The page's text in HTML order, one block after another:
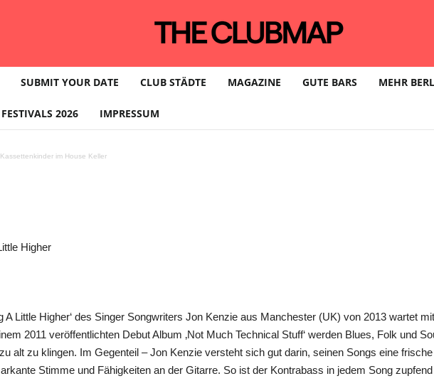
SUBMIT YOUR DATE CLUB STÄDTE MAGAZINE GUTE BARS MEHR
FESTIVALS 2026 IMPRESSUM
Kassettenkinder im House Keller
– Sing A Little Higher
Higher
A Little Higher‘ des Singer Songwriters Jon Kenzie aus Manchester (UK) von 2013 wartet
2011 veröffentlichten Debut Album ‚Not Much Technical Stuff‘ werden Blues, Folk und
alt zu klingen. Im Gegenteil – Jon Kenzie versteht sich gut darin, seinen Songs eine
Stimme und Fähigkeiten an der Gitarre. So ist der Kontrabass in jedem Song